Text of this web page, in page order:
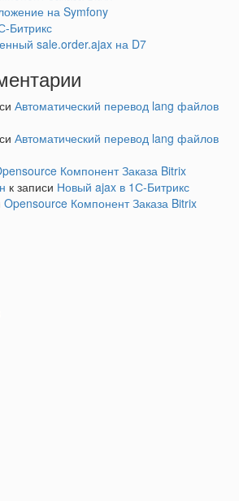
на Symfony
Битрикс
sale.order.ajax на D7
Автоматический перевод lang файлов
Автоматический перевод lang файлов
Компонент Заказа Bitrix
к записи Новый ajax в 1С-Битрикс
Opensource Компонент Заказа Bitrix